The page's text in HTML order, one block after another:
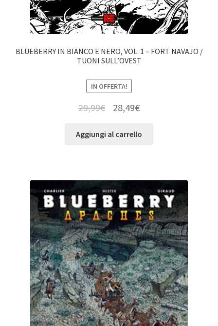
BLUEBERRY IN BIANCO E NERO, VOL. 1 – FORT NAVAJO /
TUONI SULL’OVEST
IN OFFERTA!
29,99€ 28,49€
Aggiungi al carrello